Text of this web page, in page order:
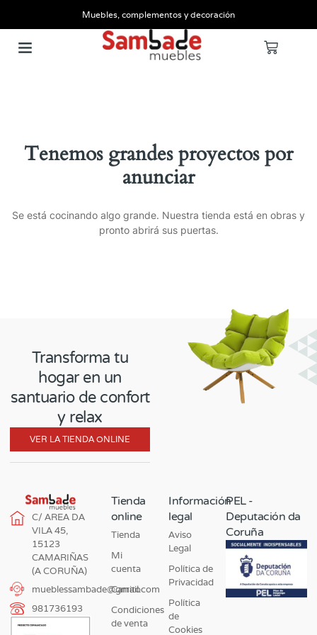
Muebles, complementos y decoración
Tenemos grandes proyectos por
anunciar
Se está cocinando algo grande. Nuestra tienda está en obras y
pronto abrirá sus puertas.
Transforma tu
hogar en un
santuario de confort
y relax
VER LA TIENDA ONLINE
C/ AREA DA
VILA 45,
15123
CAMARIÑAS
(A CORUÑA)
mueblessambade@gmail.com
981736193
Tienda
online
Tienda
Mi
cuenta
Carrito
Condiciones
de venta
Información
legal
Aviso
Legal
Política de
Privacidad
Política
de
Cookies
PEL -
Deputación da
Coruña